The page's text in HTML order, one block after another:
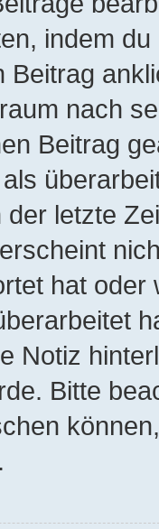
indem
Beitrag
nach
Beitrag
letzte
hat
Notiz
Bitte